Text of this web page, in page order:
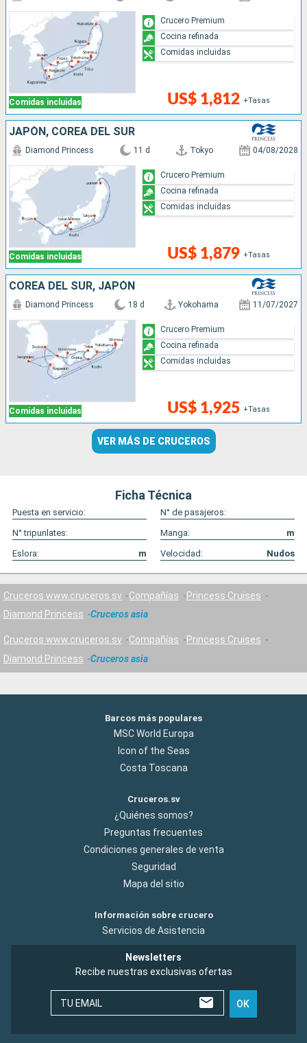
Comidas incluidas US$ 1,812 +Tasas
Crucero Premium
Cocina refinada
Comidas incluidas
JAPÓN, COREA DEL SUR
Comidas incluidas
Diamond Princess 11 d Tokyo 04/08/2028
US$ 1,879 +Tasas
Crucero Premium
Cocina refinada
Comidas incluidas
COREA DEL SUR, JAPÓN
Comidas incluidas
Diamond Princess 18 d Yokohama 11/07/2027
US$ 1,925 +Tasas
Crucero Premium
Cocina refinada
Comidas incluidas
VER MÁS DE CRUCEROS
Ficha Técnica
Puesta en servicio:
N° de pasajeros:
N° tripunlates:
Manga:
m
Eslora:
m Velocidad: Nudos
Cruceros www.cruceros.sv Compañías
Princess Cruises
Diamond Princess
Cruceros asia
Cruceros www.cruceros.sv Compañías
Princess Cruises
Diamond Princess
Cruceros asia
Barcos más populares
MSC World Europa
Icon of the Seas
Costa Toscana
Cruceros.sv
¿Quiénes somos?
Preguntas frecuentes
Condiciones generales de venta
Seguridad
Mapa del sitio
Información sobre crucero
Servicios de Asistencia
Newsletters
Recibe nuestras exclusivas ofertas
TU EMAIL OK